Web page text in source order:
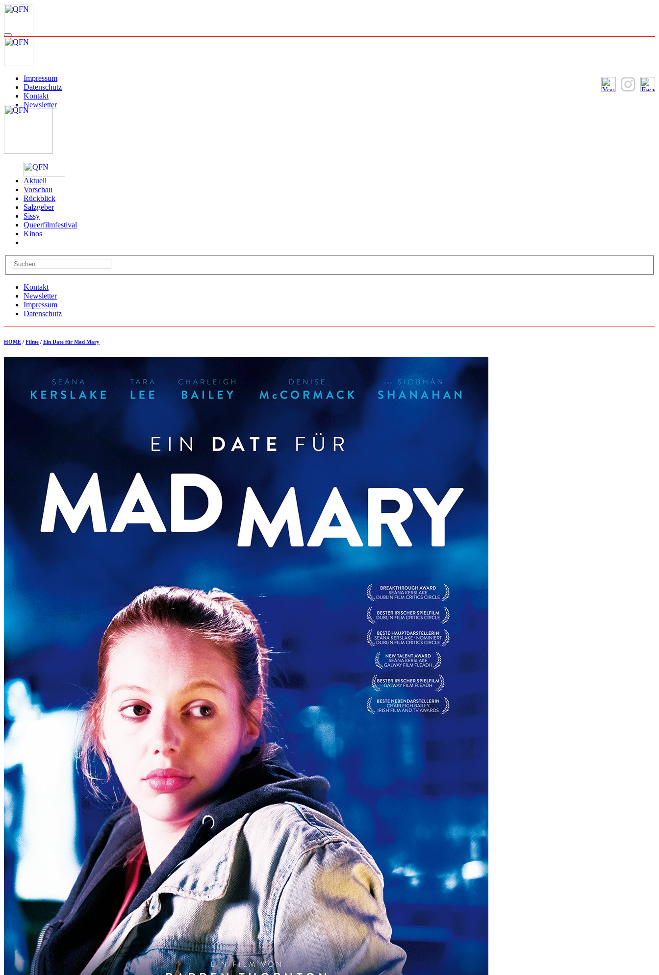
Impressum
Datenschutz
Kontakt
Newsletter
Aktuell
Vorschau
Rückblick
Salzgeber
Sissy
Queerfilmfestival
Kinos
Kontakt
Newsletter
Impressum
Datenschutz
HOME / Filme / Ein Date für Mad Mary